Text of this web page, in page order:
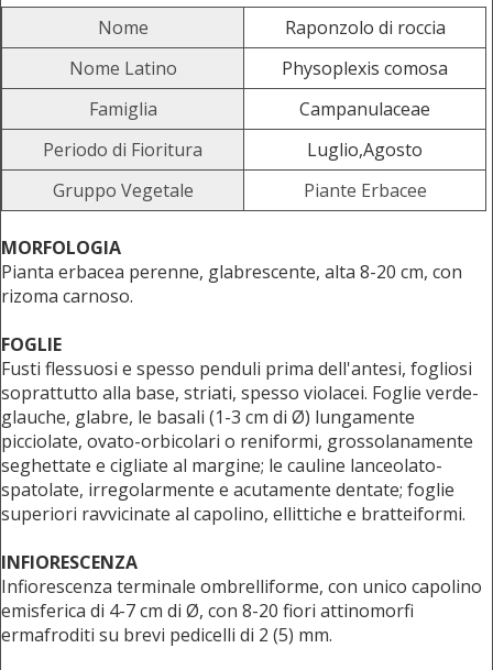
Nome
Raponzolo di roccia
Nome Latino
Physoplexis comosa
Famiglia
Campanulaceae
Periodo di Fioritura
Luglio,Agosto
Gruppo Vegetale
Piante Erbacee
MORFOLOGIA
Pianta erbacea perenne, glabrescente, alta 8-20 cm, con
rizoma carnoso.
FOGLIE
Fusti flessuosi e spesso penduli prima dell'antesi, fogliosi
soprattutto alla base, striati, spesso violacei. Foglie verde-
glauche, glabre, le basali (1-3 cm di Ø) lungamente
picciolate, ovato-orbicolari o reniformi, grossolanamente
seghettate e cigliate al margine; le cauline lanceolato-
spatolate, irregolarmente e acutamente dentate; foglie
superiori ravvicinate al capolino, ellittiche e bratteiformi.
INFIORESCENZA
Infiorescenza terminale ombrelliforme, con unico capolino
emisferica di 4-7 cm di Ø, con 8-20 fiori attinomorfi
ermafroditi su brevi pedicelli di 2 (5) mm.